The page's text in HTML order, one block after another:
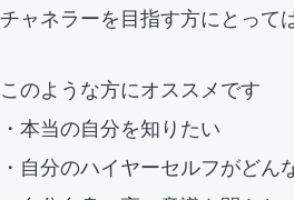
チャネラーを目指す方にとって
このような方にオススメです
・本当の自分を知りたい
・自分のハイヤーセルフがどん